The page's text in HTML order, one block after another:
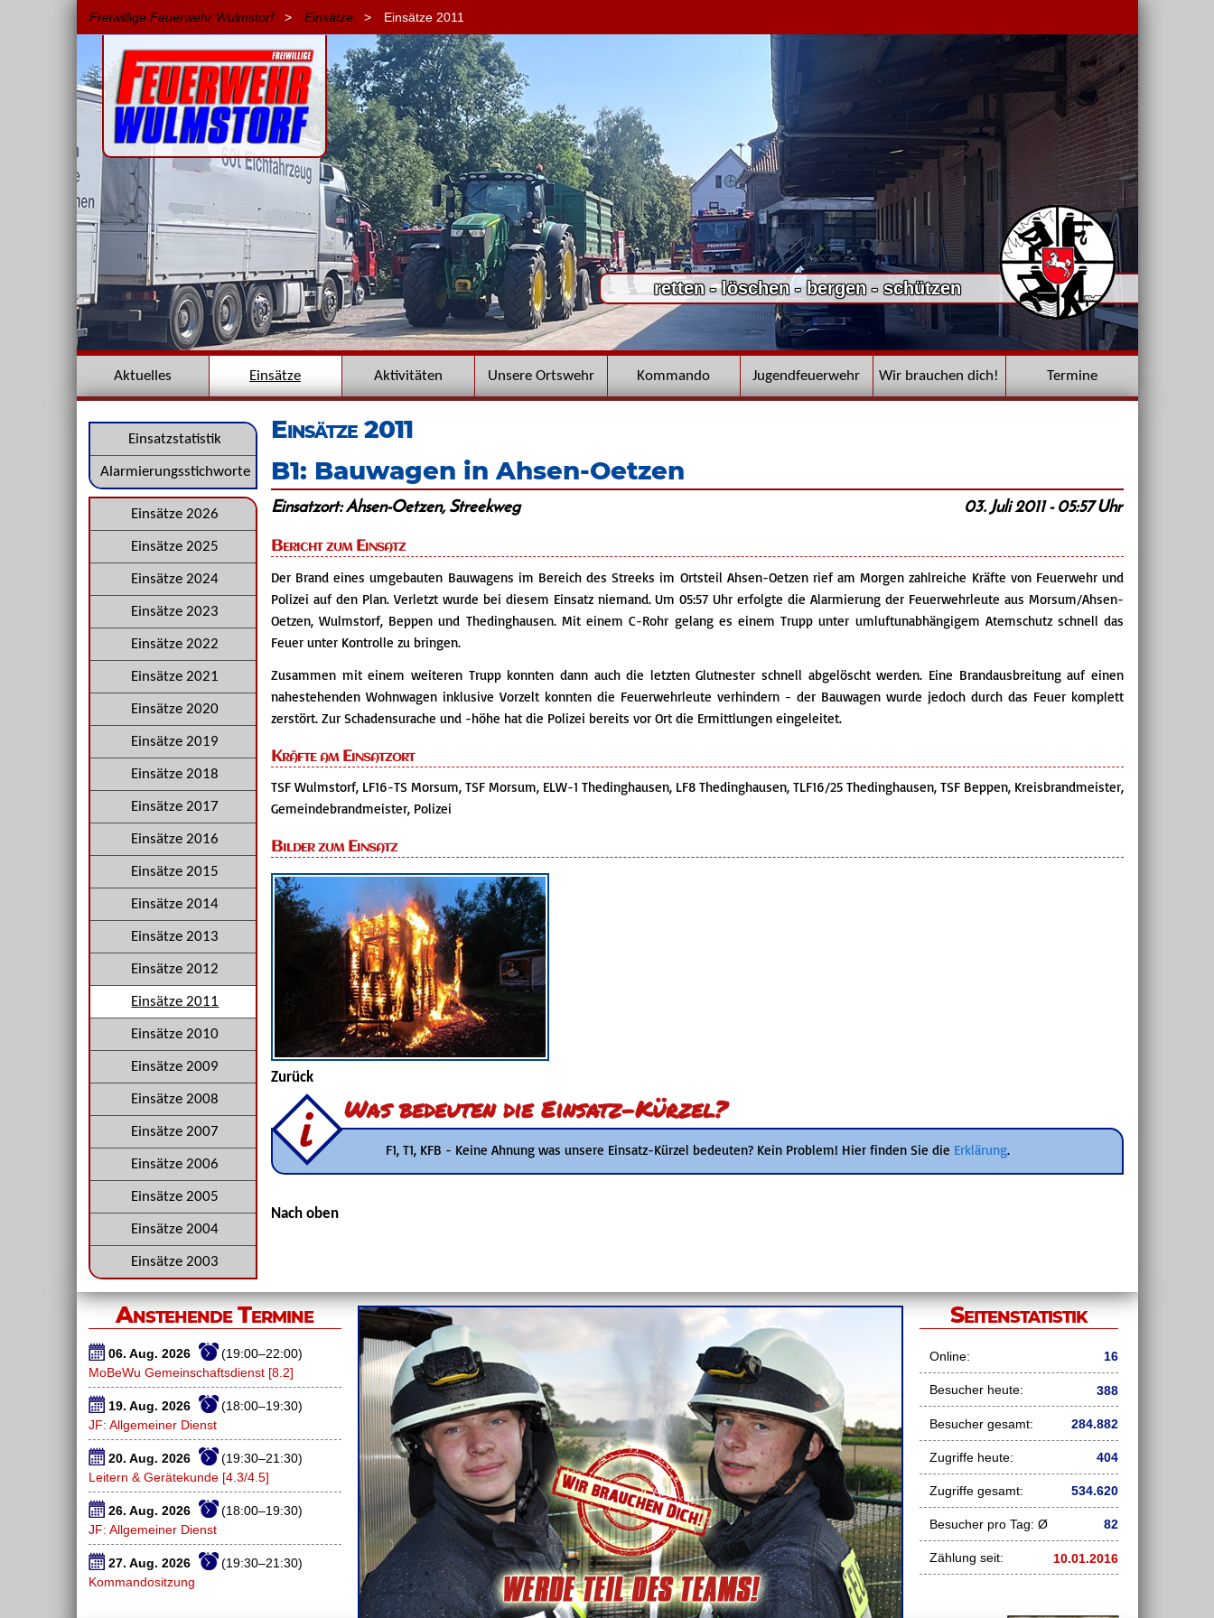
Freiwillige Feuerwehr Wulmstorf> Einsätze> Einsätze 2011
retten - löschen - bergen - schützen
NavigationAktuelles Einsätze Aktivitäten Unsere Ortswehr Kommando Jugendfeuerwehr Wir brauchen dich! Termine
Einsätze 2011
B1: Bauwagen in Ahsen-Oetzen
03. Juli 2011 - 05:57 Uhr
Einsatzort: Ahsen-Oetzen, Streekweg
Bericht zum Einsatz
Der Brand eines umgebauten Bauwagens im Bereich des Streeks im Ortsteil Ahsen-Oetzen rief am Morgen zahlreiche Kräfte von Feuerwehr und
Polizei auf den Plan. Verletzt wurde bei diesem Einsatz niemand. Um 05:57 Uhr erfolgte die Alarmierung der Feuerwehrleute aus Morsum/Ahsen-
Oetzen, Wulmstorf, Beppen und Thedinghausen. Mit einem C-Rohr gelang es einem Trupp unter umluftunabhängigem Atemschutz schnell das
Feuer unter Kontrolle zu bringen.
Zusammen mit einem weiteren Trupp konnten dann auch die letzten Glutnester schnell abgelöscht werden. Eine Brandausbreitung auf einen
nahestehenden Wohnwagen inklusive Vorzelt konnten die Feuerwehrleute verhindern - der Bauwagen wurde jedoch durch das Feuer komplett
zerstört. Zur Schadensurache und -höhe hat die Polizei bereits vor Ort die Ermittlungen eingeleitet.
Kräfte am Einsatzort
TSF Wulmstorf, LF16-TS Morsum, TSF Morsum, ELW-1 Thedinghausen, LF8 Thedinghausen, TLF16/25 Thedinghausen, TSF Beppen, Kreisbrandmeister,
Gemeindebrandmeister, Polizei
Bilder zum Einsatz
Zurück
Was bedeuten die Einsatz-Kürzel?
F1, T1, KFB - Keine Ahnung was unsere Einsatz-Kürzel bedeuten? Kein Problem! Hier finden Sie die Erklärung.
Nach oben
Navigation
überspringen
Einsatzstatistik
Alarmierungsstichworte
Navigation
überspringen
Einsätze 2026
Einsätze 2025
Einsätze 2024
Einsätze 2023
Einsätze 2022
Einsätze 2021
Einsätze 2020
Einsätze 2019
Einsätze 2018
Einsätze 2017
Einsätze 2016
Einsätze 2015
Einsätze 2014
Einsätze 2013
Einsätze 2012
Einsätze 2011
Einsätze 2010
Einsätze 2009
Einsätze 2008
Einsätze 2007
Einsätze 2006
Einsätze 2005
Einsätze 2004
Einsätze 2003
Anstehende Termine
06. Aug. 2026
(19:00–22:00)
MoBeWu Gemeinschaftsdienst [8.2]
19. Aug. 2026
(18:00–19:30)
JF: Allgemeiner Dienst
20. Aug. 2026
(19:30–21:30)
Leitern & Gerätekunde [4.3/4.5]
26. Aug. 2026
(18:00–19:30)
JF: Allgemeiner Dienst
27. Aug. 2026
(19:30–21:30)
Kommandositzung
Seitenstatistik
Online: 16
Besucher heute: 388
Besucher gesamt: 284.882
Zugriffe heute: 404
Zugriffe gesamt: 534.620
Besucher pro Tag: Ø 82
Zählung seit: 10.01.2016